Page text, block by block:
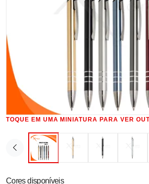
TOQUE EM UMA MINIATURA PARA VER
Cores disponíveis